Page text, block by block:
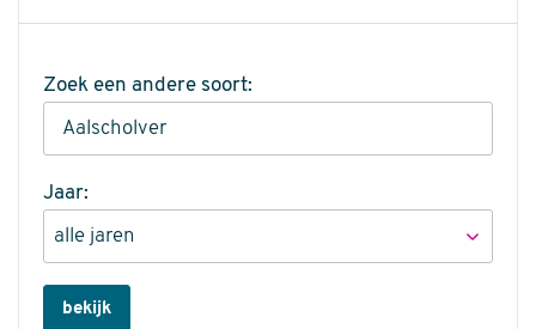
Zoek een andere soort:
Jaar:
bekijk